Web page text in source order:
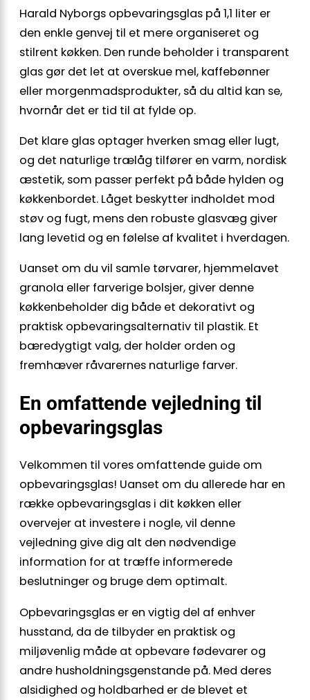
Harald Nyborgs opbevaringsglas på 1,1 liter er
den enkle genvej til et mere organiseret og
stilrent køkken. Den runde beholder i transparent
glas gør det let at overskue mel, kaffebønner
eller morgenmadsprodukter, så du altid kan se,
hvornår det er tid til at fylde op.
Det klare glas optager hverken smag eller lugt,
og det naturlige trælåg tilfører en varm, nordisk
æstetik, som passer perfekt på både hylden og
køkkenbordet. Låget beskytter indholdet mod
støv og fugt, mens den robuste glasvæg giver
lang levetid og en følelse af kvalitet i hverdagen.
Uanset om du vil samle tørvarer, hjemmelavet
granola eller farverige bolsjer, giver denne
køkkenbeholder dig både et dekorativt og
praktisk opbevaringsalternativ til plastik. Et
bæredygtigt valg, der holder orden og
fremhæver råvarernes naturlige farver.
En omfattende vejledning til
opbevaringsglas
Velkommen til vores omfattende guide om
opbevaringsglas! Uanset om du allerede har en
række opbevaringsglas i dit køkken eller
overvejer at investere i nogle, vil denne
vejledning give dig alt den nødvendige
information for at træffe informerede
beslutninger og bruge dem optimalt.
Opbevaringsglas er en vigtig del af enhver
husstand, da de tilbyder en praktisk og
miljøvenlig måde at opbevare fødevarer og
andre husholdningsgenstande på. Med deres
alsidighed og holdbarhed er de blevet et